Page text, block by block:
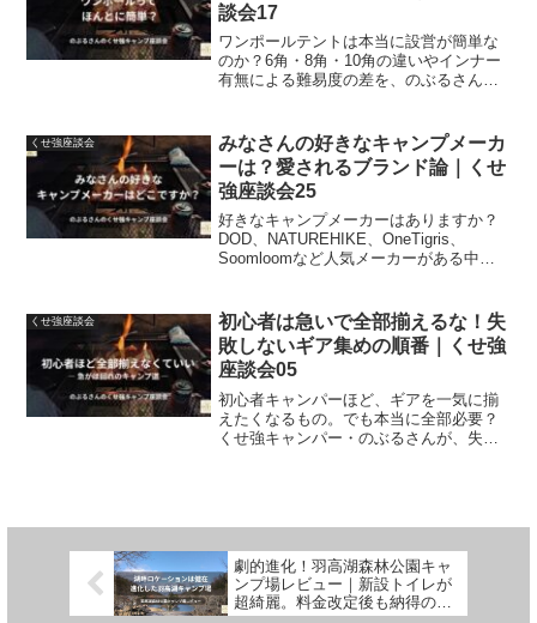
談会17
ワンポールテントは本当に設営が簡単な
のか？6角・8角・10角の違いやインナー
有無による難易度の差を、のぶるさんの
くせ強座談会
みなさんの好きなキャンプメーカ
ーは？愛されるブランド論｜くせ
強座談会25
好きなキャンプメーカーはありますか？
DOD、NATUREHIKE、OneTigris、
Soomloomなど人気メーカーがある中
は別なのか。キャンパー目線でゆるく語
る座談会です。
くせ強座談会
初心者は急いで全部揃えるな！失
敗しないギア集めの順番｜くせ強
座談会05
初心者キャンパーほど、ギアを一気に揃
えたくなるもの。でも本当に全部必要？
くせ強キャンパー・のぶるさんが、失敗
劇的進化！羽高湖森林公園キャ
ンプ場レビュー｜新設トイレが
超綺麗。料金改定後も納得の湖